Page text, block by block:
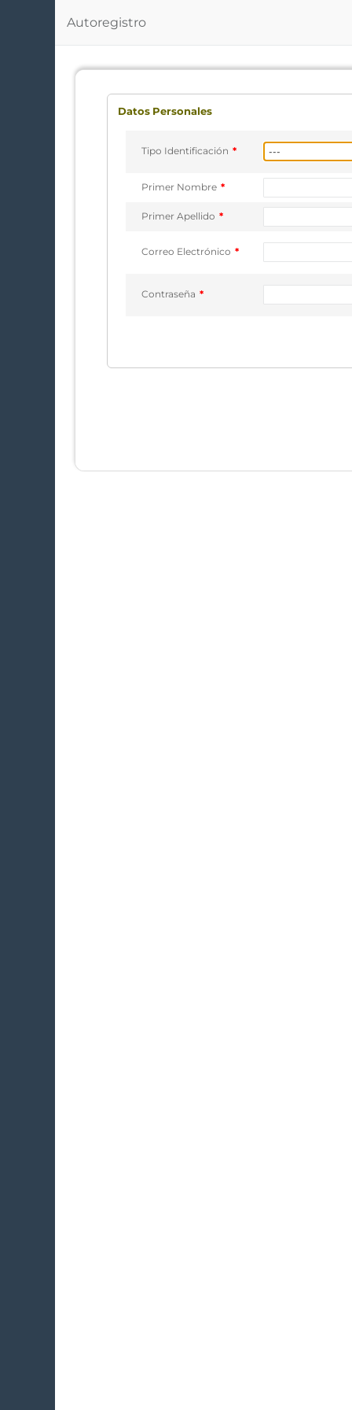
Autoregistro
Datos Personales
Tipo Identificación *
Primer Nombre *
Primer Apellido *
Correo Electrónico *
Contraseña *